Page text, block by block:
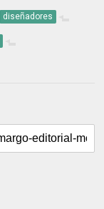
diseñadores